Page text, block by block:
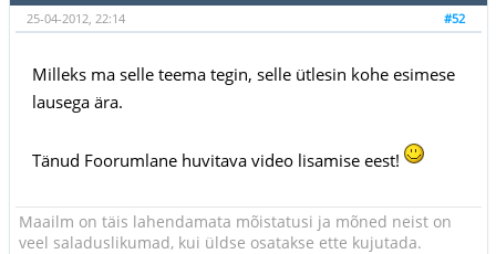
#52
25-04-2012, 22:14
Milleks ma selle teema tegin, selle ütlesin kohe esimese
lausega ära.
Tänud Foorumlane huvitava video lisamise eest!
Maailm on täis lahendamata mõistatusi ja mõned neist on
veel saladuslikumad, kui üldse osatakse ette kujutada.